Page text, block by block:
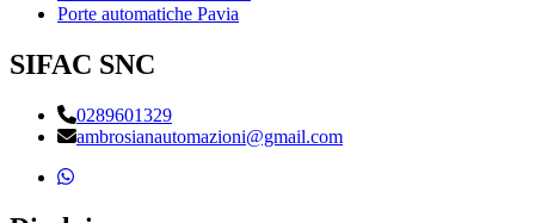
Porte automatiche Pavia
SIFAC SNC
0289601329
ambrosianautomazioni@gmail.com